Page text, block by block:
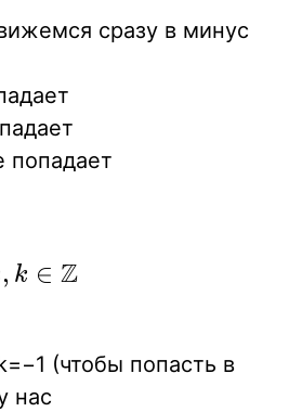
сразу в минус
, k ∈ Z
(чтобы попасть в
нас